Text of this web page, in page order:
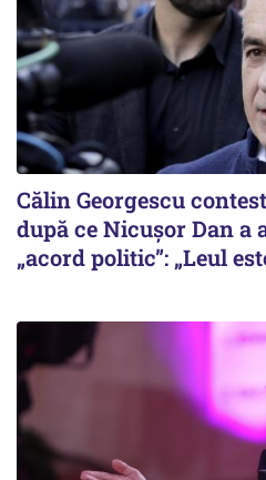
Călin Georgescu
după ce Nicușor Dan a
„acord politic”: „Leul